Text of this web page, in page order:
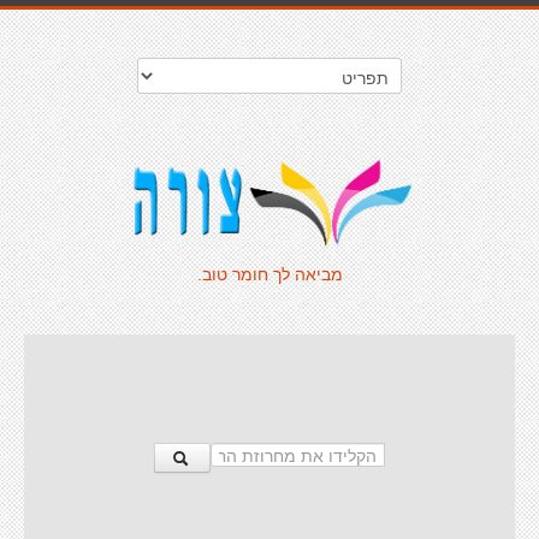
מביאה לך חומר טוב.